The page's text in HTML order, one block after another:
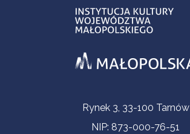
Informacje kontaktoweRynek 3, 33-100 Tarnów
NIP: 873-000-76-51